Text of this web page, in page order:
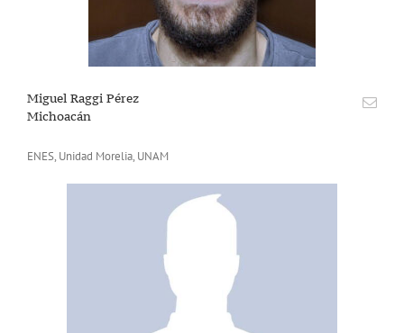
Miguel Raggi Pérez
Michoacán
ENES, Unidad Morelia, UNAM